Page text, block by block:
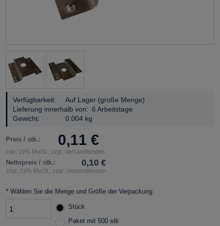
Verfügbarkeit:
Auf Lager (große Menge)
Lieferung innerhalb von: 6 Arbeitstage
Gewicht:
0.004 kg
Preis / stk.: 0,11 €
inkl. 19% MwSt., zzgl. Versandkosten
Nettopreis / stk.: 0,10 €
zzgl. 19% MwSt., zzgl. Versandkosten
* Wählen Sie die Menge und Größe der Verpackung:
Stück
Paket mit 500 stk